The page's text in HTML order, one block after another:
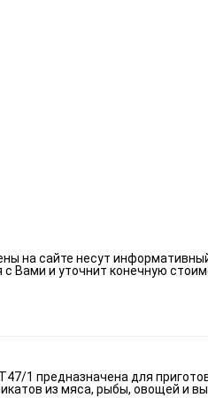
на сайте несут
Вами и уточнит конечную
1 предназначена для
из мяса, рыбы, овощей и